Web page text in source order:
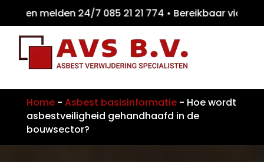
melden 24/7 085 21 21 774 •
Home- Asbest basisinformatie- Hoe wordt
asbestveiligheid gehandhaafd in de
bouwsector?